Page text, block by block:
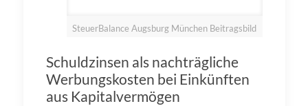
SteuerBalance Augsburg München Beitragsbild
Schuldzinsen als nachträgliche
Werbungskosten bei Einkünften
aus Kapitalvermögen